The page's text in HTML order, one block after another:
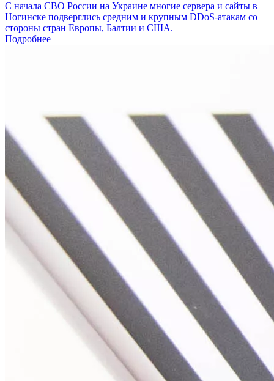
С начала СВО России на Украине многие сервера и сайты в
Ногинске подверглись средним и крупным DDoS-атакам со
стороны стран Европы, Балтии и США.
Подробнее